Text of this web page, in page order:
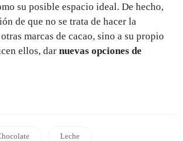
su posible espacio ideal. De hecho,
de que no se trata de hacer la
marcas de cacao, sino a su propio
ellos, dar nuevas opciones de
Leche